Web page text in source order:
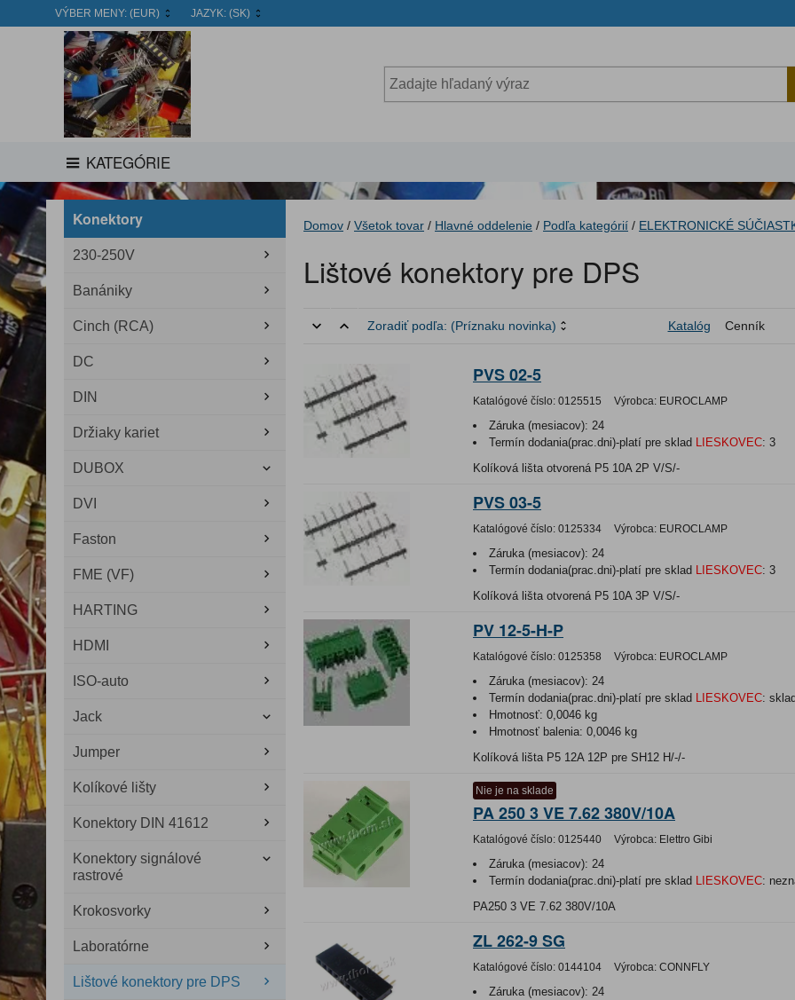
VÝBER MENY: (EUR) JAZYK: (SK)
KATEGÓRIE
Konektory
230-250V
Banániky
Cinch (RCA)
DC
DIN
Držiaky kariet
DUBOX
DVI
Faston
FME (VF)
HARTING
HDMI
ISO-auto
Jack
Jumper
Kolíkové lišty
Konektory DIN 41612
Konektory signálové
rastrové
Krokosvorky
Laboratórne
Lištové konektory pre DPS
Domov / Všetok tovar / Hlavné oddelenie / Podľa kategórií / ELEKTRONICKÉ
Lištové konektory pre DPS
Zoradiť podľa: (Príznaku novinka) Katalóg Cenník
PVS 02-5
Katalógové číslo: 0125515 Výrobca: EUROCLAMP
Záruka (mesiacov): 24
Termín dodania(prac.dni)-platí pre sklad LIESKOVEC: 3
Kolíková lišta otvorená P5 10A 2P V/S/-
PVS 03-5
Katalógové číslo: 0125334 Výrobca: EUROCLAMP
Záruka (mesiacov): 24
Termín dodania(prac.dni)-platí pre sklad LIESKOVEC: 3
Kolíková lišta otvorená P5 10A 3P V/S/-
PV 12-5-H-P
Katalógové číslo: 0125358 Výrobca: EUROCLAMP
Záruka (mesiacov): 24
Termín dodania(prac.dni)-platí pre sklad LIESKOVEC:
Hmotnosť: 0,0046 kg
Hmotnosť balenia: 0,0046 kg
Kolíková lišta P5 12A 12P pre SH12 H/-/-
Nie je na sklade
PA 250 3 VE 7.62 380V/10A
Katalógové číslo: 0125440 Výrobca: Elettro Gibi
Záruka (mesiacov): 24
Termín dodania(prac.dni)-platí pre sklad LIESKOVEC:
PA250 3 VE 7.62 380V/10A
ZL 262-9 SG
Katalógové číslo: 0144104 Výrobca: CONNFLY
Záruka (mesiacov): 24